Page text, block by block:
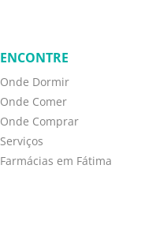
ENCONTRE
Onde Dormir
Onde Comer
Onde Comprar
Serviços
Farmácias em Fátima